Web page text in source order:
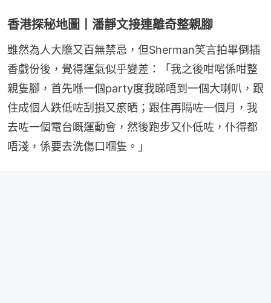
香港探秘地圖丨潘靜文接連離奇整親腳
雖然為人大膽又百無禁忌，但Sherman笑言拍畢倒插
香戲份後，覺得運氣似乎變差：「我之後咁啱係咁整
親隻腳，首先喺一個party度我睇唔到一個大喇叭，跟
住成個人跌低咗刮損又瘀晒；跟住再隔咗一個月，我
去咗一個電台嘅運動會，然後跑步又仆低咗，仆得都
唔淺，係要去洗傷口嗰隻。」